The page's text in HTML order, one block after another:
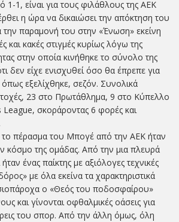
1-1, είναι για τους φιλάθλους της ΑΕΚ
η ώρα να δικαιώσει την απόκτηση του
παραμονή του στην «Ένωση» εκείνη
και κακές στιγμές κυρίως λόγω της
στην οποία κινήθηκε το σύνολο της
δεν είχε ενισχυθεί όσο θα έπρεπε για
όπως εξελίχθηκε, σεζόν. Συνολικά
23 στο Πρωτάθλημα, 9 στο Κύπελλο
League, σκοράροντας 6 φορές και
πέρασμα του Μπογέ από την ΑΕΚ ήταν
κόσμο της ομάδας. Από την μια πλευρά
ένας παίκτης με αξιόλογες τεχνικές
με όλα εκείνα τα χαρακτηριστικά
ο «Θεός του ποδοσφαίρου»
και γίνονται οφθαλμικές οάσεις για
του σπορ. Από την άλλη όμως, όλη